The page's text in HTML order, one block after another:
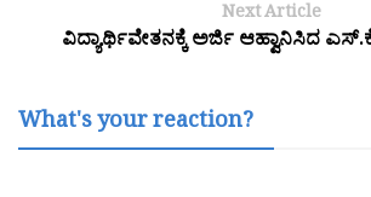
Next Article
ವಿದ್ಯಾರ್ಥಿವೇತನಕ್ಕೆ ಅರ್ಜಿ ಆಹ್ವಾನಿಸಿದ
What's your reaction?